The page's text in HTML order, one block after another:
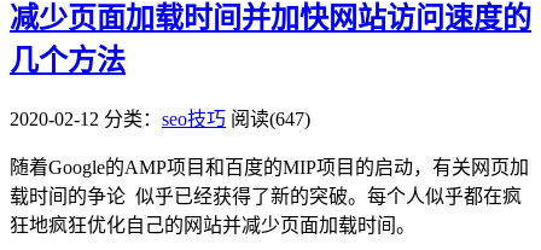
减少页面加载时间并加快网站访问速度的
几个方法
2020-02-12 分类： seo技巧 阅读(647)
随着Google的AMP项目和百度的MIP项目的启动，有关网页加
载时间的争论 似乎已经获得了新的突破。每个人似乎都在疯
狂地疯狂优化自己的网站并减少页面加载时间。